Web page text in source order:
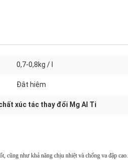
0,7-0,8kg / l
Đât hiêm
xúc tác thay đổi Mg Al Ti
cũng như khả năng chịu nhiệt và chống va đập cao.